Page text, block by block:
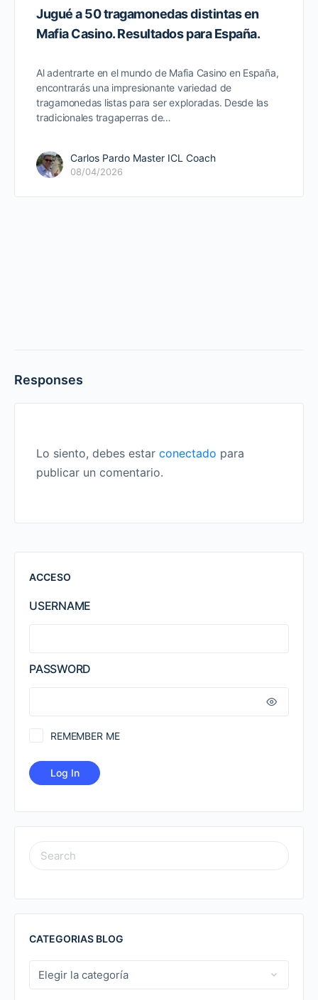
Jugué a 50 tragamonedas distintas en
Mafia Casino. Resultados para España.
Al adentrarte en el mundo de Mafia Casino en España,
encontrarás una impresionante variedad de
tragamonedas listas para ser exploradas. Desde las
tradicionales tragaperras de…
Carlos Pardo Master ICL Coach
08/04/2026
Responses
Lo siento, debes estar conectado para
publicar un comentario.
ACCESO
USERNAME
PASSWORD
REMEMBER ME
SEARCH
FOR:
CATEGORIAS BLOG
CATEGORIAS
BLOG